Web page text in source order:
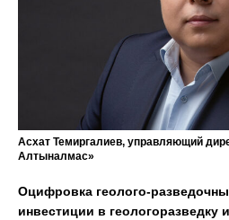
Асхат Темиргалиев, управляющий
Алтыналмас»
Оцифровка геолого-
инвестиции в геологоразведку